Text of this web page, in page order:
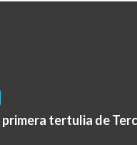
tertulia de